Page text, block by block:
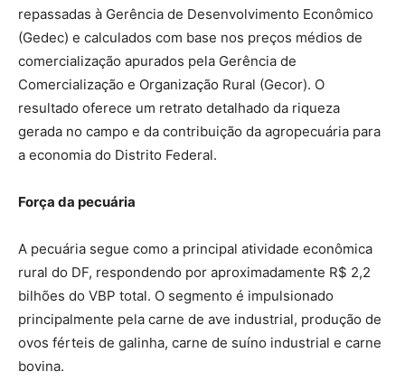
repassadas à Gerência de Desenvolvimento Econômico
(Gedec) e calculados com base nos preços médios de
comercialização apurados pela Gerência de
Comercialização e Organização Rural (Gecor). O
resultado oferece um retrato detalhado da riqueza
gerada no campo e da contribuição da agropecuária para
a economia do Distrito Federal.
Força da pecuária
A pecuária segue como a principal atividade econômica
rural do DF, respondendo por aproximadamente R$ 2,2
bilhões do VBP total. O segmento é impulsionado
principalmente pela carne de ave industrial, produção de
ovos férteis de galinha, carne de suíno industrial e carne
bovina.